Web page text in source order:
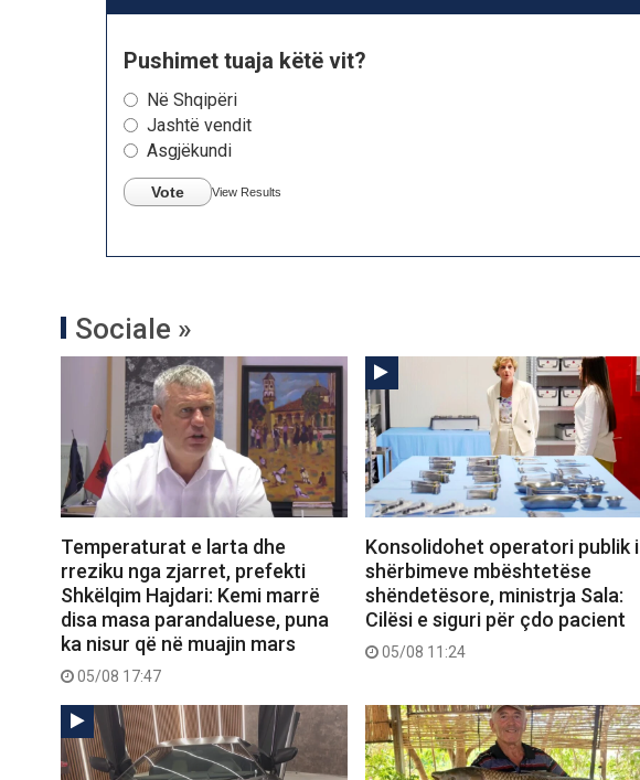
Pushimet tuaja këtë vit?
Në Shqipëri
Jashtë vendit
Asgjëkundi
Vote View Results
Sociale »
Temperaturat e larta dhe
rreziku nga zjarret, prefekti
Shkëlqim Hajdari: Kemi marrë
disa masa parandaluese, puna
ka nisur që në muajin mars
05/08 17:47
Konsolidohet operatori publik i
shërbimeve mbështetëse
shëndetësore, ministrja Sala:
Cilësi e siguri për çdo pacient
05/08 11:24